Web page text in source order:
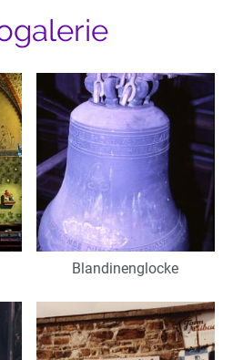
Blandinenglocke